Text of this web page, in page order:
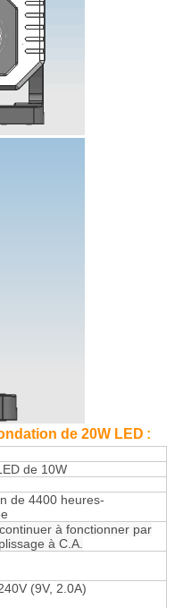
de 20W LED :
de 10W
de 4400 heures-
à fonctionner par
à C.A.
(9V, 2.0A)